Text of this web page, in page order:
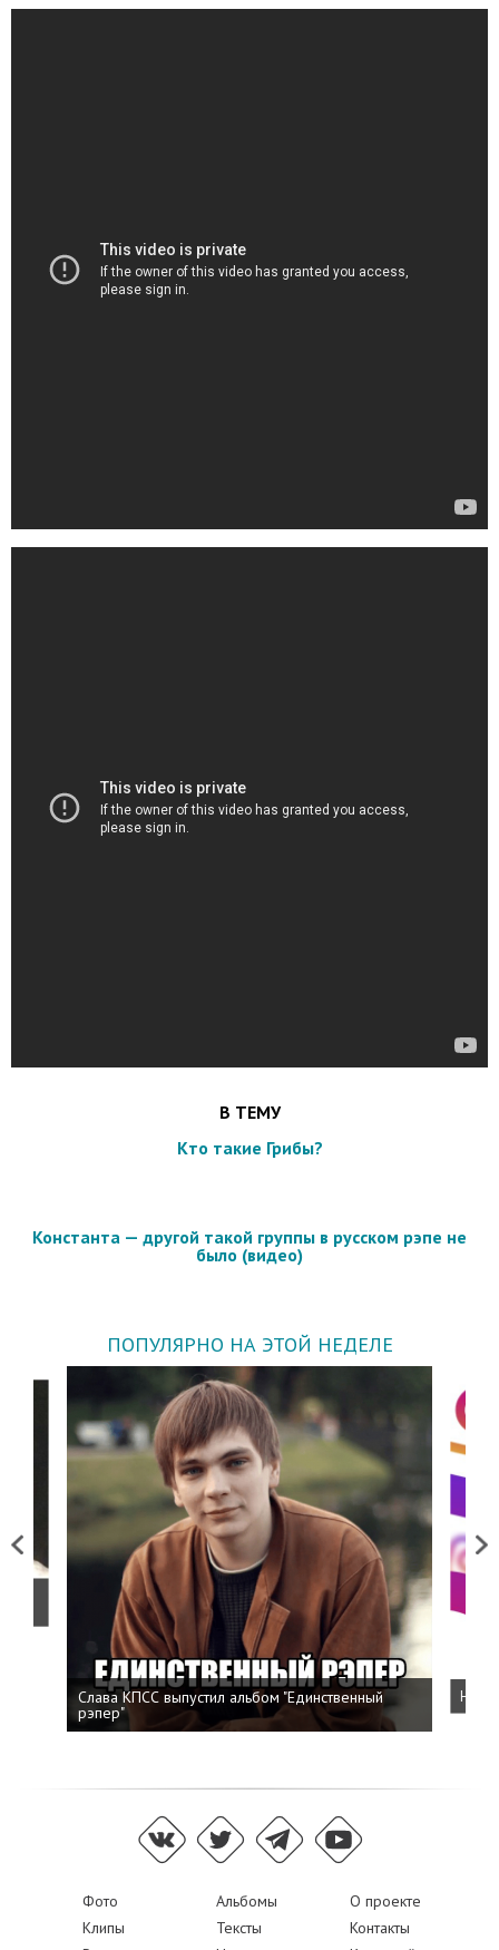
В ТЕМУ
Кто такие Грибы?
Константа — другой такой группы в русском рэпе не
было (видео)
ПОПУЛЯРНО НА ЭТОЙ НЕДЕЛЕ
Previous
Слава КПСС выпустил альбом "Единственный
рэпер"
Next
Фото Альбомы
О проекте
Клипы
Тексты
Контакты